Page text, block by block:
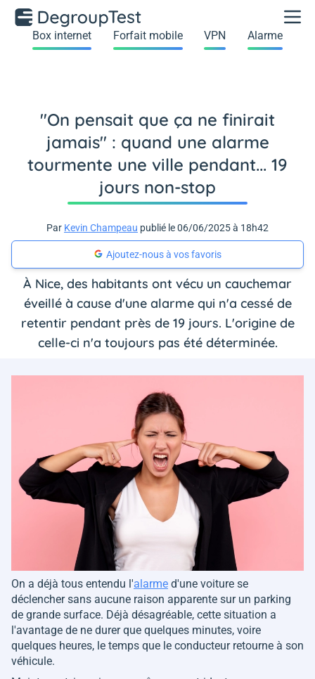
Box internet Forfait mobile VPN Alarme
"On pensait que ça ne finirait
jamais" : quand une alarme
tourmente une ville pendant... 19
jours non-stop
Par Kevin Champeau publié le 06/06/2025 à 18h42
Ajoutez-nous à vos favoris
À Nice, des habitants ont vécu un cauchemar
éveillé à cause d'une alarme qui n'a cessé de
retentir pendant près de 19 jours. L'origine de
celle-ci n'a toujours pas été déterminée.
On a déjà tous entendu l'alarme d'une voiture se
déclencher sans aucune raison apparente sur un parking
de grande surface. Déjà désagréable, cette situation a
l'avantage de ne durer que quelques minutes, voire
quelques heures, le temps que le conducteur retourne à son
véhicule.